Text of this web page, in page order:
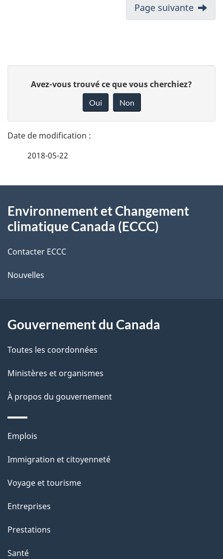
Page suivante
t
a
l
s
d
e
l
a
g
e
n
t
r
r
a
c
i
o
s
u
r
e
t
e
p
Avez-vous trouvé ce que vous cherchiez?
Oui Non
2018-05-22
propos
ce
site
Environnement et Changement
climatique Canada (ECCC)
Contacter ECCC
Nouvelles
Gouvernement du Canada
Toutes les coordonnées
Ministères et organismes
À propos du gouvernement
Thèmes
sujets
Emplois
Immigration et citoyenneté
Voyage et tourisme
Entreprises
Prestations
Santé